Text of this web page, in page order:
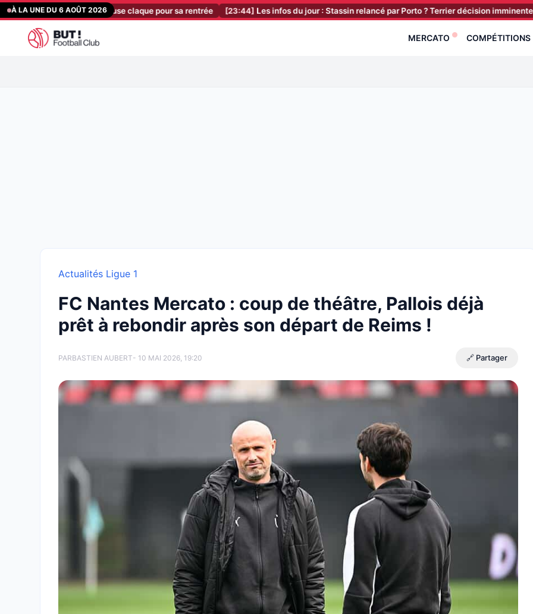
Aller
au
contenu
À LA UNE DU 6 AOÛT 2026
déjà une sérieuse claque pour sa rentrée [23:44] Les infos du jour : Stassin relancé par Porto ? Terrier décision imminente !
MERCATO COMPÉTITIONS
Actualités Ligue 1
FC Nantes Mercato : coup de théâtre, Pallois déjà
prêt à rebondir après son départ de Reims !
PARBASTIEN AUBERT- 10 MAI 2026, 19:20 🔗 Partager